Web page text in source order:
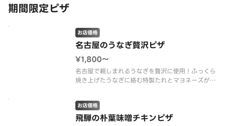
期間限定ピザ
名古屋のうなぎ贅沢ピザ
お店価格
¥1,800〜
名古屋で親しまれるうなぎを贅沢に使用！ふっくら
焼き上げたうなぎに絡む特製たれとマヨネーズが相
たっぷりの一枚です。
うなぎ、きざみのり、オニオン、マッシュルーム、
プレミアムチーズブレンド、エキストラチーズ、う
飛騨の朴葉味噌チキンピザ
お店価格